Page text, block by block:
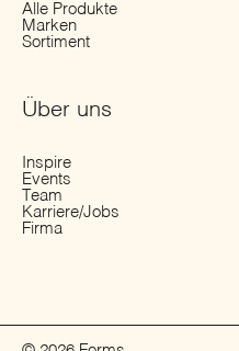
Alle Produkte
Marken
Sortiment
Über uns
Inspire
Events
Team
Karriere/Jobs
Firma